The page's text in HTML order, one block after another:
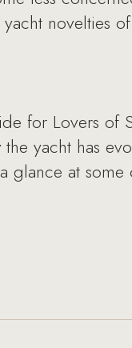
novelties
for Lovers of
yacht has
glance at some